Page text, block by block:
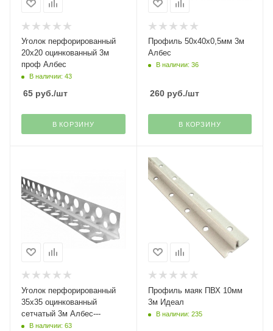
Уголок перфорированный
20х20 оцинкованный 3м
проф Албес
В наличии: 43
65 руб./шт
В КОРЗИНУ
Профиль 50х40х0,5мм 3м
Албес
В наличии: 36
260руб./шт
В КОРЗИНУ
Уголок перфорированный
35х35 оцинкованный
сетчатый 3м Албес---
В наличии: 63
Профиль маяк ПВХ 10мм
3м Идеал
В наличии: 235